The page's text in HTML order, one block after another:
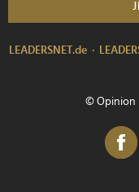
LEADERSNET.de
© Opinion